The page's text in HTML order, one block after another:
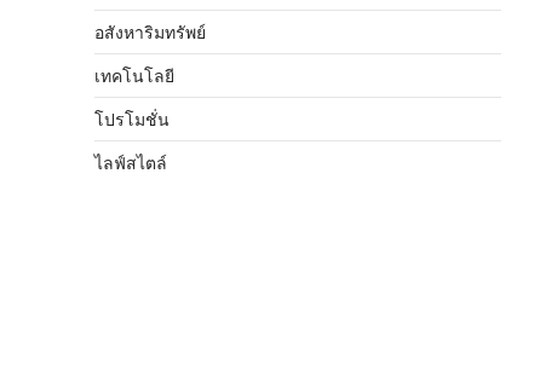
อสังหาริมทรัพย์
เทคโนโลยี
โปรโมชั่น
ไลฟ์สไตล์